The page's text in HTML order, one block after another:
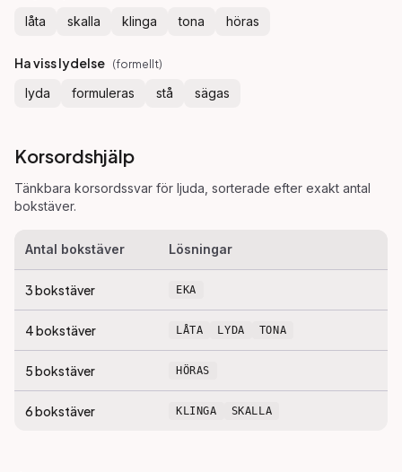
låta skalla klinga tona höras
Ha viss lydelse (formellt)
lyda formuleras stå sägas
Korsordshjälp
Tänkbara korsordssvar för ljuda , sorterade efter exakt antal
bokstäver.
Antal bokstäver Lösningar
3bokstäver EKA
4bokstäver LÅTA LYDA TONA
5bokstäver HÖRAS
6bokstäver KLINGA SKALLA